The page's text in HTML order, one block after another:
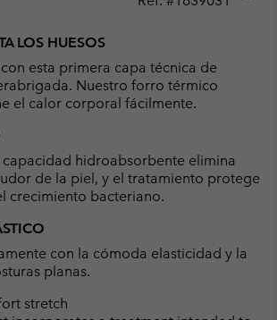
LOS HUESOS
esta primera capa técnica de
Nuestro forro térmico
el calor corporal fácilmente.
hidroabsorbente elimina
de la piel, y el tratamiento protege
crecimiento bacteriano.
con la cómoda elasticidad y la
planas.
stretch